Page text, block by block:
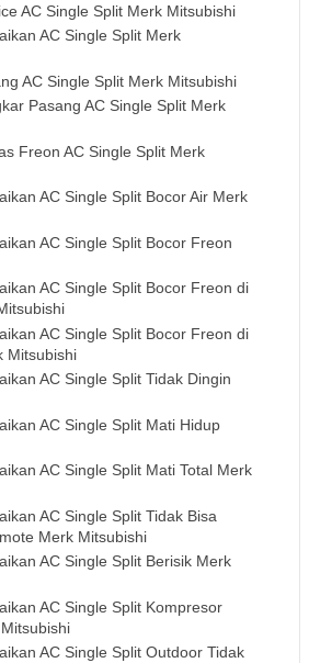
AC Single Split Merk Mitsubishi
AC Single Split Merk
AC Single Split Merk Mitsubishi
Pasang AC Single Split Merk
Freon AC Single Split Merk
AC Single Split Bocor Air Merk
AC Single Split Bocor Freon
AC Single Split Bocor Freon di
AC Single Split Bocor Freon di
Mitsubishi
AC Single Split Tidak Dingin
AC Single Split Mati Hidup
AC Single Split Mati Total Merk
AC Single Split Tidak Bisa
Merk Mitsubishi
AC Single Split Berisik Merk
AC Single Split Kompresor
AC Single Split Outdoor Tidak